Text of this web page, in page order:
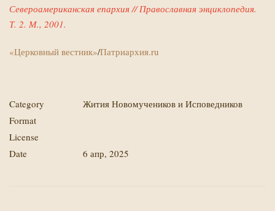
Североамериканская епархия // Православная энциклопедия.
Т. 2. М., 2001.
«Церковный вестник»/Патриархия.ru
Category
Жития Новомучеников и Исповедников
Format
License
Date
6 апр, 2025